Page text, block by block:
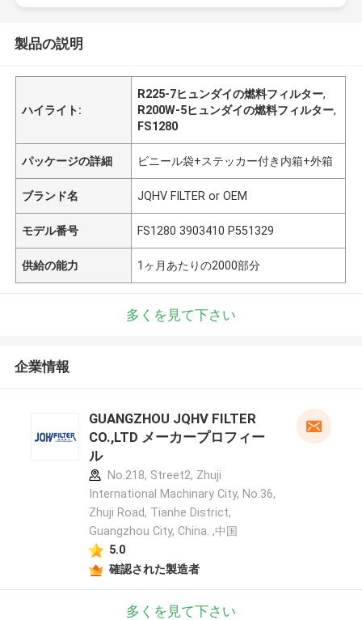
製品の説明
ハイライト:
R225-7ヒュンダイの燃料フィルター,
R200W-5ヒュンダイの燃料フィルター,
FS1280
パッケージの詳細 ビニール袋+ステッカー付き内箱+外箱
ブランド名 JQHV FILTER or OEM
モデル番号 FS1280 3903410 P551329
供給の能力 1ヶ月あたりの2000部分
多くを見て下さい
企業情報
GUANGZHOU JQHV FILTER
CO.,LTD メーカープロフィー
ル
No.218, Street2, Zhuji
International Machinary City, No.36,
Zhuji Road, Tianhe District,
Guangzhou City, China. ,中国
5.0
確認された製造者
多くを見て下さい